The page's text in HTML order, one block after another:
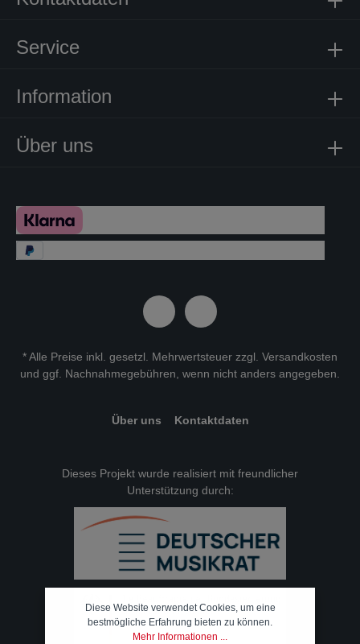
Über uns
Service
Information
* Alle Preise inkl. gesetzl. Mehrwertsteuer zzgl. Versandkosten
und ggf. Nachnahmegebühren, wenn nicht anders angegeben.
Über uns Kontaktdaten
Dieses Projekt wurde realisiert mit freundlicher
Unterstützung durch:
Diese Website verwendet Cookies, um eine
bestmögliche Erfahrung bieten zu können.
Mehr Informationen ...